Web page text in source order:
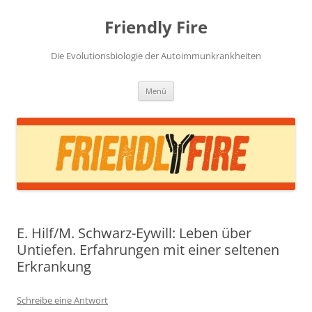
Friendly Fire
Die Evolutionsbiologie der Autoimmunkrankheiten
Menü
E. Hilf/M. Schwarz-Eywill: Leben über
Untiefen. Erfahrungen mit einer seltenen
Erkrankung
Schreibe eine Antwort